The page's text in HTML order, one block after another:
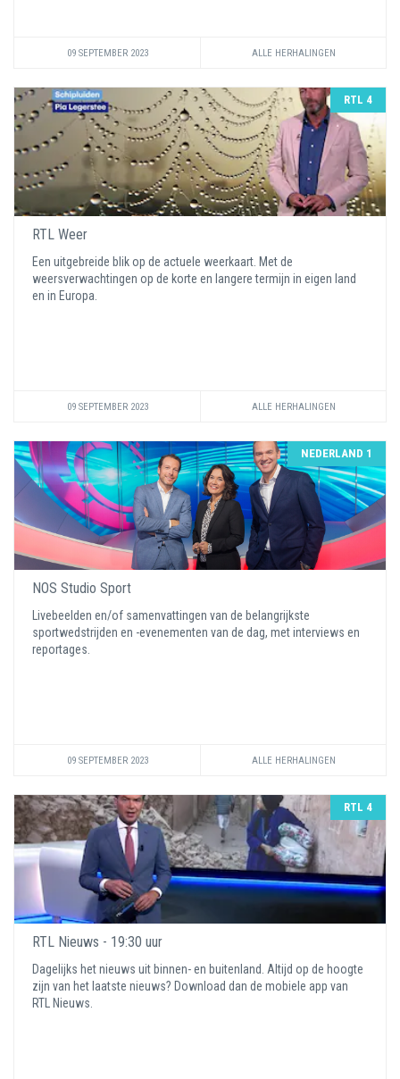
09 SEPTEMBER 2023 ALLE HERHALINGEN
RTL 4
RTL Weer
Een uitgebreide blik op de actuele weerkaart. Met de
weersverwachtingen op de korte en langere termijn in eigen land
en in Europa.
09 SEPTEMBER 2023 ALLE HERHALINGEN
NEDERLAND 1
NOS Studio Sport
Livebeelden en/of samenvattingen van de belangrijkste
sportwedstrijden en -evenementen van de dag, met interviews en
reportages.
09 SEPTEMBER 2023 ALLE HERHALINGEN
RTL 4
RTL Nieuws - 19:30 uur
Dagelijks het nieuws uit binnen- en buitenland. Altijd op de hoogte
zijn van het laatste nieuws? Download dan de mobiele app van
RTL Nieuws.